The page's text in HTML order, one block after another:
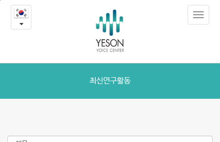
최
신
구
동
Toggle
최신연구활동